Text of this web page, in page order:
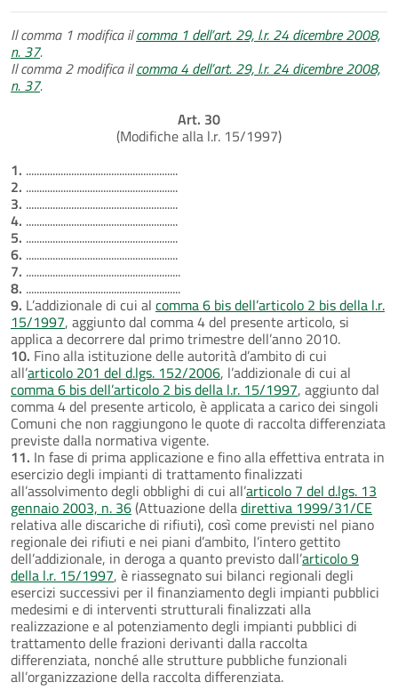
Il comma 1 modifica ilcomma 1 dell’art. 29, l.r. 24 dicembre 2008,
n. 37.
Il comma 2 modifica ilcomma 4 dell’art. 29, l.r. 24 dicembre 2008,
n. 37.
Art. 30
(Modifiche alla l.r. 15/1997)
1. .........................................................
2. .........................................................
3. .........................................................
4. .........................................................
5. .........................................................
6. .........................................................
7. ..........................................................
8. ..........................................................
9. L’addizionale di cui al comma 6 bis dell’articolo 2 bis della l.r.
15/1997, aggiunto dal comma 4 del presente articolo, si
applica a decorrere dal primo trimestre dell’anno 2010.
10. Fino alla istituzione delle autorità d’ambito di cui
all’articolo 201 del d.lgs. 152/2006, l’addizionale di cui al
comma 6 bis dell’articolo 2 bis della l.r. 15/1997, aggiunto dal
comma 4 del presente articolo, è applicata a carico dei singoli
Comuni che non raggiungono le quote di raccolta differenziata
previste dalla normativa vigente.
11. In fase di prima applicazione e fino alla effettiva entrata in
esercizio degli impianti di trattamento finalizzati
all’assolvimento degli obblighi di cui all’articolo 7 del d.lgs. 13
gennaio 2003, n. 36(Attuazione delladirettiva 1999/31/CE
relativa alle discariche di rifiuti), così come previsti nel piano
regionale dei rifiuti e nei piani d’ambito, l’intero gettito
dell’addizionale, in deroga a quanto previsto dall’articolo 9
della l.r. 15/1997, è riassegnato sui bilanci regionali degli
esercizi successivi per il finanziamento degli impianti pubblici
medesimi e di interventi strutturali finalizzati alla
realizzazione e al potenziamento degli impianti pubblici di
trattamento delle frazioni derivanti dalla raccolta
differenziata, nonché alle strutture pubbliche funzionali
all’organizzazione della raccolta differenziata.